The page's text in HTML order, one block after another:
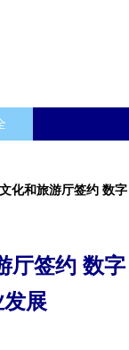
化和旅游厅签约 数字
厅签约 数字
展